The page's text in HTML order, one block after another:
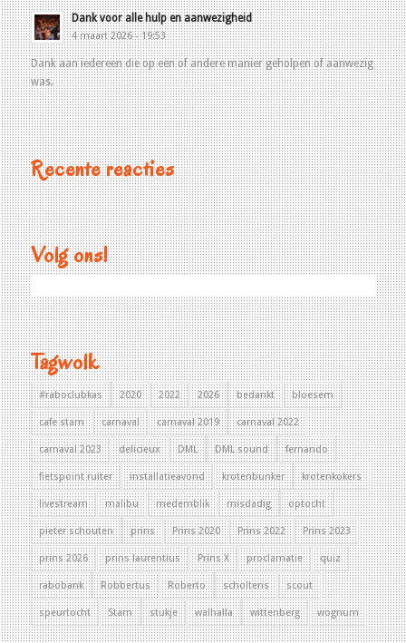
Dank voor alle hulp en aanwezigheid
4 maart 2026 - 19:53
Dank aan iedereen die op een of andere manier geholpen of aanwezig
was.
Recente reacties
Volg ons!
Tagwolk
#raboclubkas 2020 2022 2026 bedankt bloesem
cafe stam carnaval carnaval 2019 carnaval 2022
carnaval 2023 delicieux DML DML sound fernando
fietspoint ruiter installatieavond krotenbunker krotenkokers
livestream malibu medemblik misdadig optocht
pieter schouten prins Prins 2020 Prins 2022 Prins 2023
prins 2026 prins laurentius Prins X proclamatie quiz
rabobank Robbertus Roberto scholtens scout
speurtocht Stam stukje walhalla wittenberg wognum